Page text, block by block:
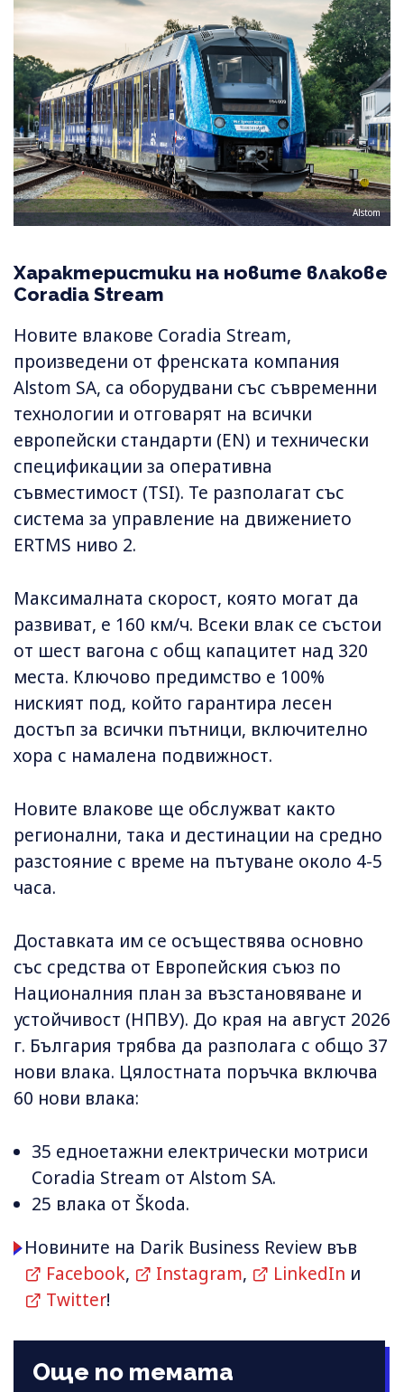
Alstom
Характеристики на новите влакове
Coradia Stream
Новите влакове Coradia Stream,
произведени от френската компания
Alstom SA, са оборудвани със съвременни
технологии и отговарят на всички
европейски стандарти (EN) и технически
спецификации за оперативна
съвместимост (TSI). Те разполагат със
система за управление на движението
ERTMS ниво 2.
Максималната скорост, която могат да
развиват, е 160 км/ч. Всеки влак се състои
от шест вагона с общ капацитет над 320
места. Ключово предимство е 100%
ниският под, който гарантира лесен
достъп за всички пътници, включително
хора с намалена подвижност.
Новите влакове ще обслужват както
регионални, така и дестинации на средно
разстояние с време на пътуване около 4-5
часа.
Доставката им се осъществява основно
със средства от Европейския съюз по
Националния план за възстановяване и
устойчивост (НПВУ). До края на август 2026
г. България трябва да разполага с общо 37
нови влака. Цялостната поръчка включва
60 нови влака:
35 едноетажни електрически мотриси
Coradia Stream от Alstom SA.
25 влака от Škodа.
Новините на Darik Business Review във
Facebook, Instagram, LinkedIn и
Twitter!
Още по темата